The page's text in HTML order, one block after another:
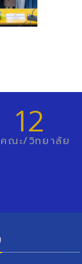
12
คณะ/วิทยาลัย